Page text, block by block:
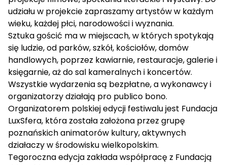
udziału w projekcie zapraszamy artystów w każdym
wieku, każdej płci, narodowości i wyznania.
Sztuka gościć ma w miejscach, w których spotykają
się ludzie, od parków, szkół, kościołów, domów
handlowych, poprzez kawiarnie, restauracje, galerie i
księgarnie, aż do sal kameralnych i koncertów.
Wszystkie wydarzenia są bezpłatne, a wykonawcy i
organizatorzy działają pro publico bono.
Organizatorem polskiej edycji festiwalu jest Fundacja
LuxSfera, która została założona przez grupę
poznańskich animatorów kultury, aktywnych
działaczy w środowisku wielkopolskim.
Tegoroczna edycja zakłada współpracę z Fundacją